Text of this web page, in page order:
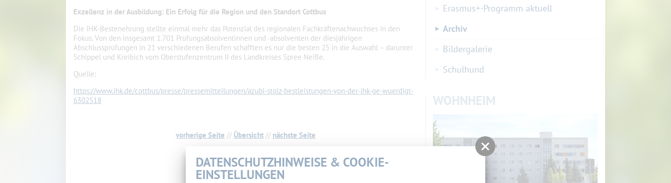
Exzellenz in der Ausbildung: Ein Erfolg für die Region und den Standort Cottbus
Die IHK-Bestenehrung stellte einmal mehr das Potenzial des regionalen Fachkräftenachwuchses in den
Fokus. Von den insgesamt 1.701 Prüfungsabsolventinnen und -absolventen der diesjährigen
Abschlussprüfungen in 21 verschiedenen Berufen schafften es nur die besten 25 in die Auswahl – darunter
Schippel und Kreibich vom Oberstufenzentrum II des Landkreises Spree Neiße.
Quelle:
https://www.ihk.de/cottbus/presse/pressemitteilungen/azubi-stolz-bestleistungen-von-der-ihk-ge-wuerdigt-
6302518
vorherige Seite // Übersicht// nächste Seite
Erasmus+-Programm aktuell
Archiv
Bildergalerie
Schulhund
WOHNHEIM
DATENSCHUTZHINWEISE & COOKIE-
EINSTELLUNGEN